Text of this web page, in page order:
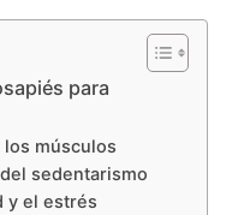
para
músculos
sedentarismo
y el estrés